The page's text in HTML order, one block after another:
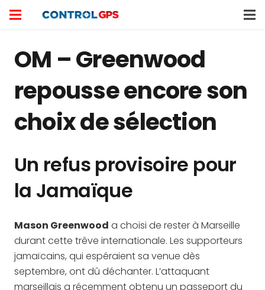
OM – Greenwood
repousse encore son
choix de sélection
Un refus provisoire pour
la Jamaïque
Mason Greenwood a choisi de rester à Marseille
durant cette trêve internationale. Les supporteurs
jamaïcains, qui espéraient sa venue dès
septembre, ont dû déchanter. L’attaquant
marseillais a récemment obtenu un passeport du